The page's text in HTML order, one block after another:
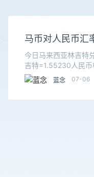
马币对人民币汇
今日马来西亚林吉特
吉特=1.55230人民币
兑换1.5523人民币，
成交价为准。马来西
蓝念 07-06